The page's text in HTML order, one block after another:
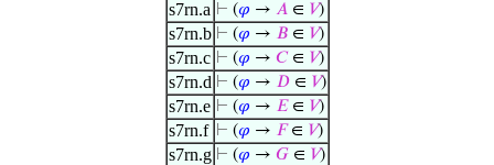
s7rn.a ⊢ (𝜑 → 𝐴∈ 𝑉)
s7rn.b ⊢ (𝜑 → 𝐵∈ 𝑉)
s7rn.c ⊢ (𝜑 → 𝐶∈ 𝑉)
s7rn.d ⊢ (𝜑 → 𝐷∈ 𝑉)
s7rn.e ⊢ (𝜑 → 𝐸∈ 𝑉)
s7rn.f ⊢ (𝜑 → 𝐹∈ 𝑉)
s7rn.g ⊢ (𝜑 → 𝐺∈ 𝑉)